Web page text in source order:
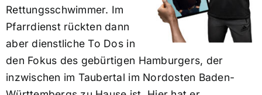
Rettungsschwimmer. Im
Pfarrdienst rückten dann
aber dienstliche To Dos in
den Fokus des gebürtigen Hamburgers, der
inzwischen im Taubertal im Nordosten Baden-